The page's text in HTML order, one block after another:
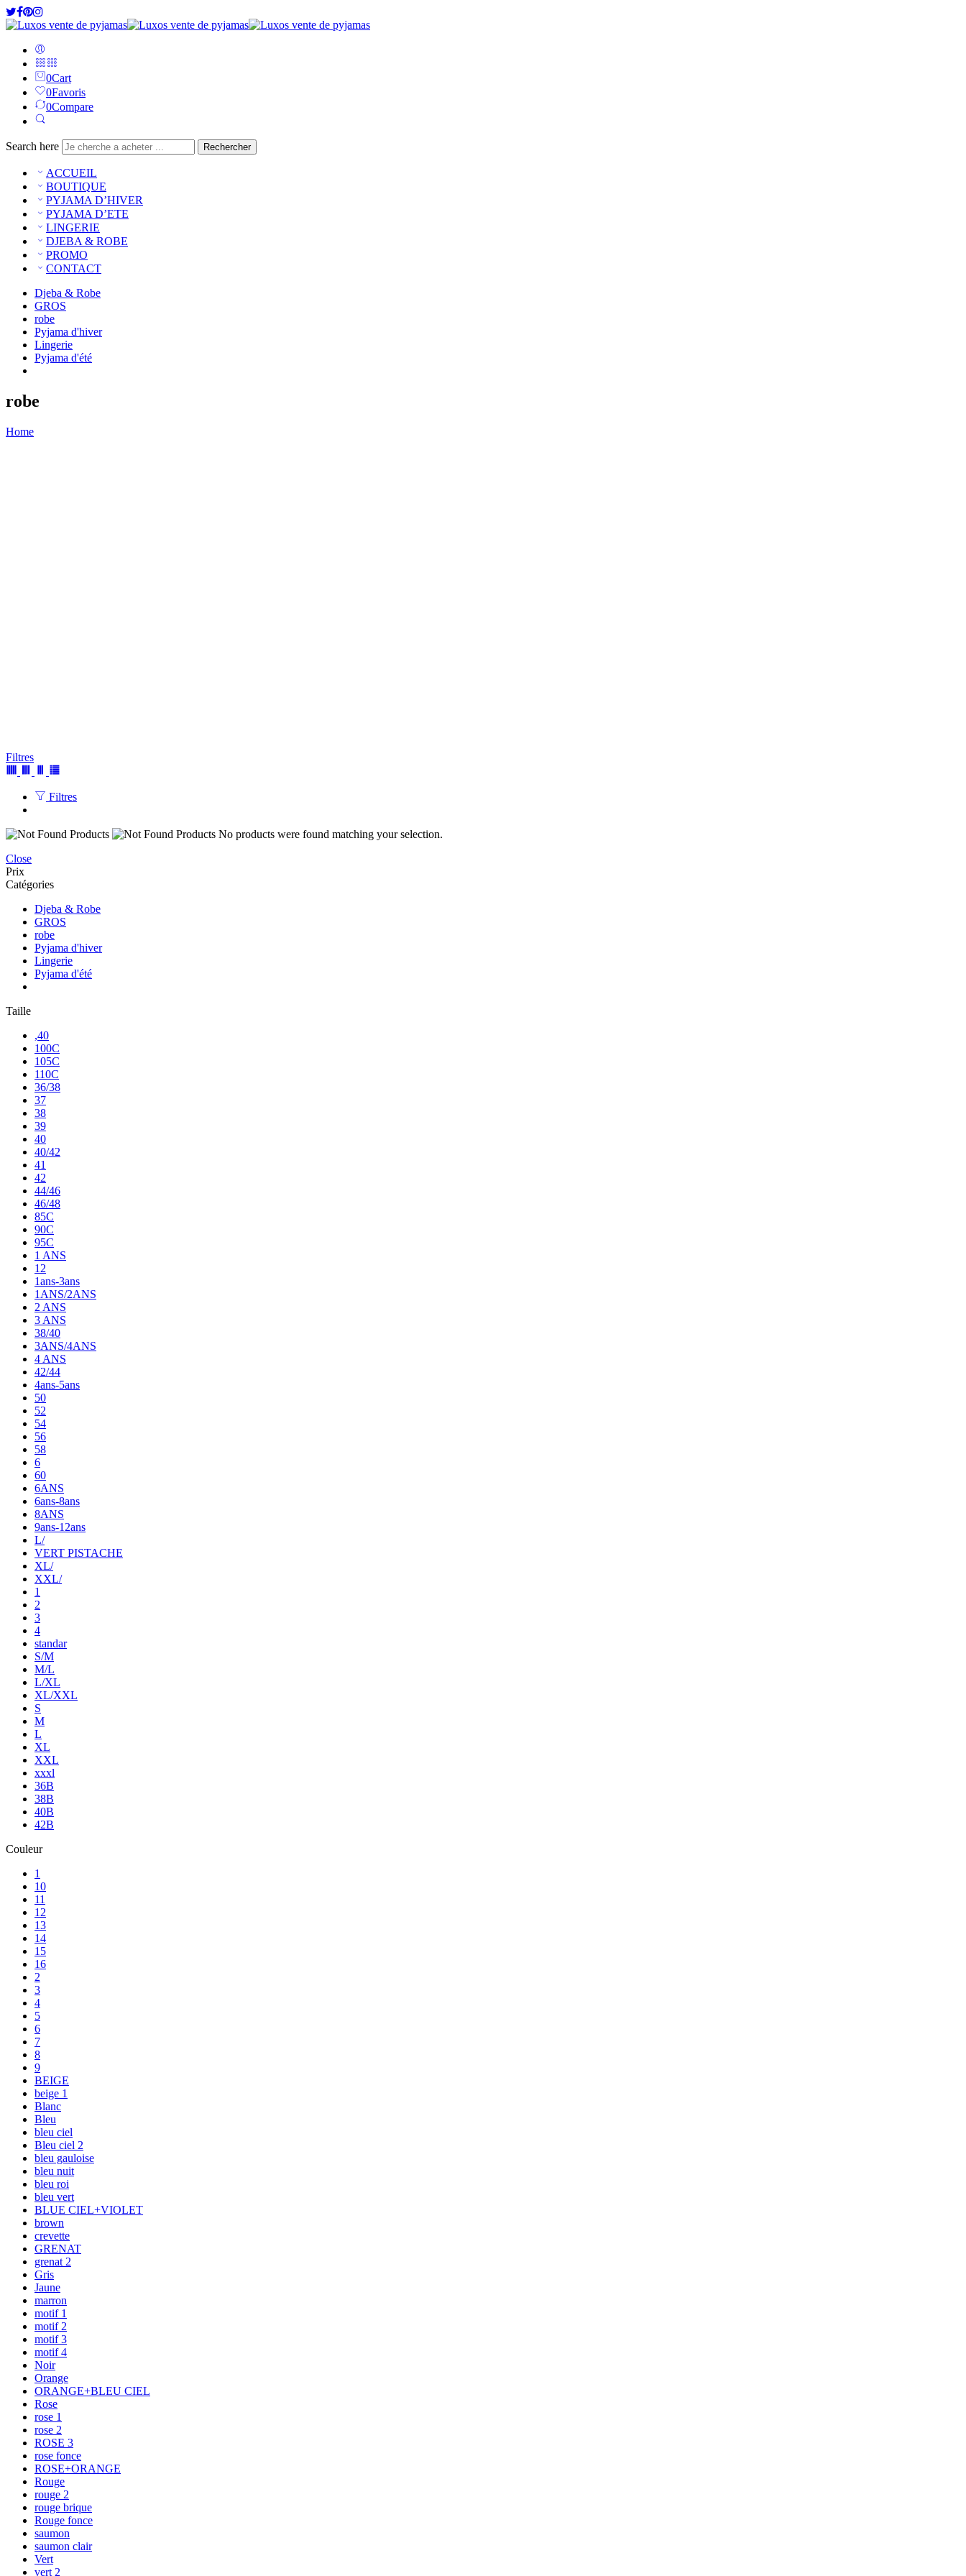
0Cart
0Favoris
0Compare
Search here Rechercher
ACCUEIL
BOUTIQUE
PYJAMA D’HIVER
PYJAMA D’ETE
LINGERIE
DJEBA & ROBE
PROMO
CONTACT
Djeba & Robe
GROS
robe
Pyjama d'hiver
Lingerie
Pyjama d'été
robe
Home
Filtres
Filtres
No products were found matching your selection.
Close
Prix
Catégories
Djeba & Robe
GROS
robe
Pyjama d'hiver
Lingerie
Pyjama d'été
Taille
,40
100C
105C
110C
36/38
37
38
39
40
40/42
41
42
44/46
46/48
85C
90C
95C
1 ANS
12
1ans-3ans
1ANS/2ANS
2 ANS
3 ANS
38/40
3ANS/4ANS
4 ANS
42/44
4ans-5ans
50
52
54
56
58
6
60
6ANS
6ans-8ans
8ANS
9ans-12ans
L/
VERT PISTACHE
XL/
XXL/
1
2
3
4
standar
S/M
M/L
L/XL
XL/XXL
S
M
L
XL
XXL
xxxl
36B
38B
40B
42B
Couleur
1
10
11
12
13
14
15
16
2
3
4
5
6
7
8
9
BEIGE
beige 1
Blanc
Bleu
bleu ciel
Bleu ciel 2
bleu gauloise
bleu nuit
bleu roi
bleu vert
BLUE CIEL+VIOLET
brown
crevette
GRENAT
grenat 2
Gris
Jaune
marron
motif 1
motif 2
motif 3
motif 4
Noir
Orange
ORANGE+BLEU CIEL
Rose
rose 1
rose 2
ROSE 3
rose fonce
ROSE+ORANGE
Rouge
rouge 2
rouge brique
Rouge fonce
saumon
saumon clair
Vert
vert 2